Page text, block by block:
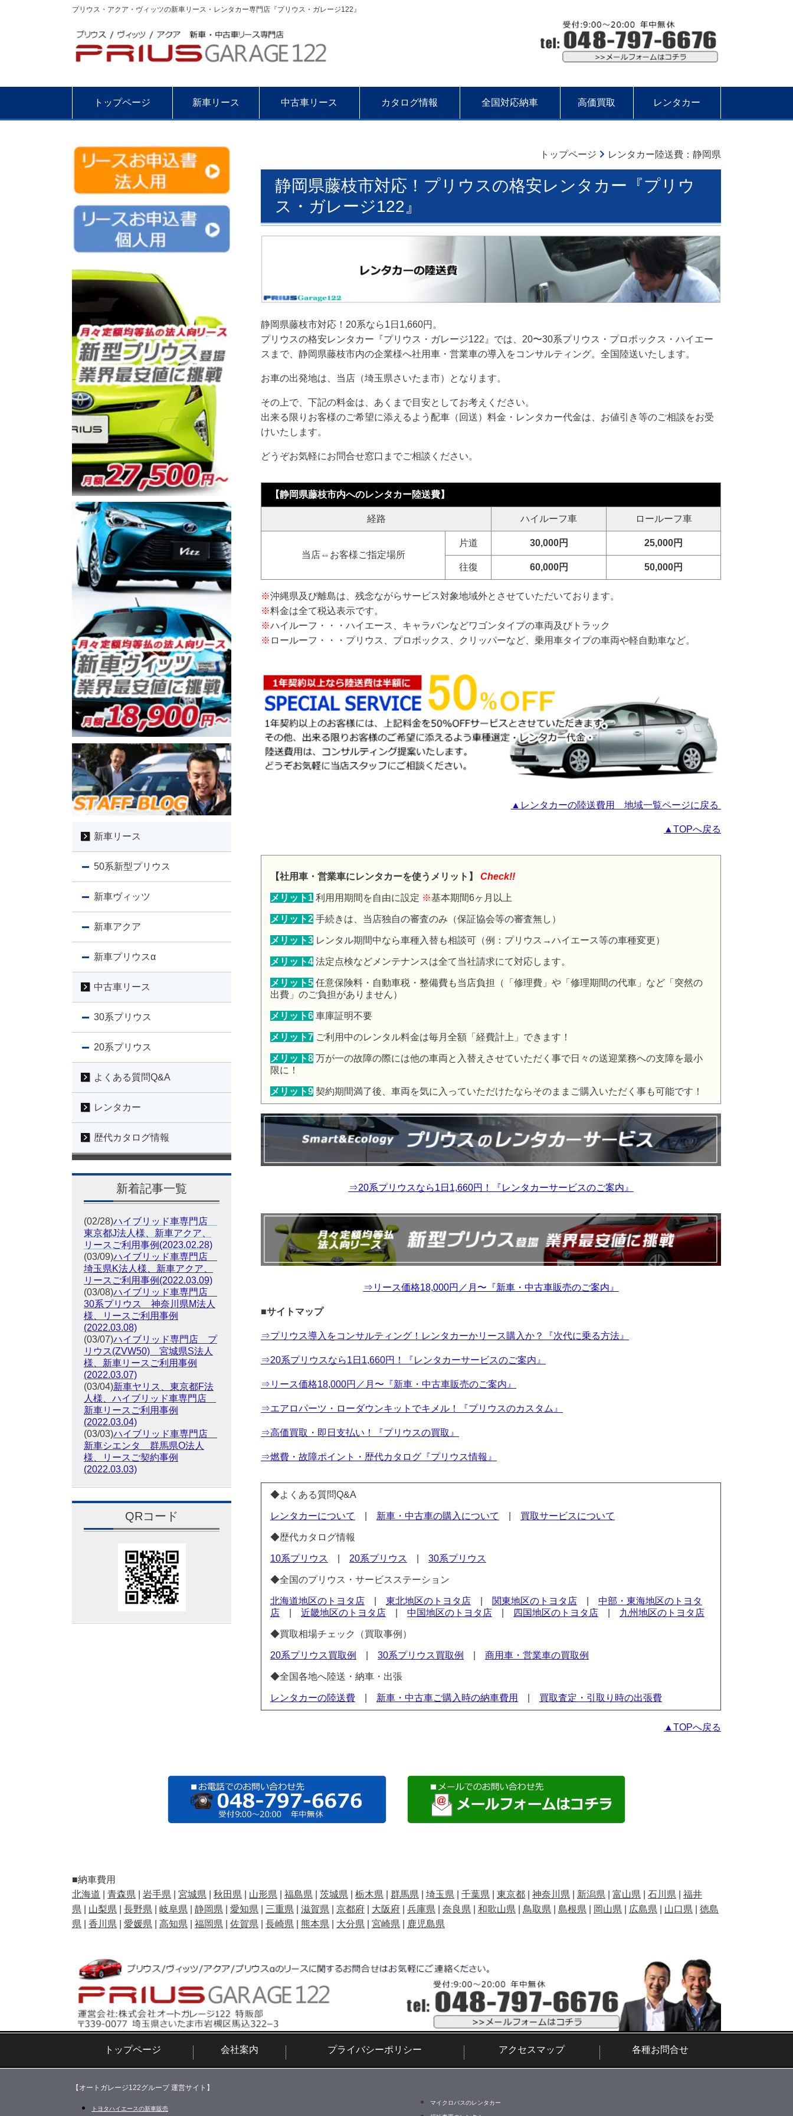
プリウス・アクア・ヴィッツの新車リース・レンタカー専門店『プリウス・ガレージ122』
トップページ 新車リース 中古車リース カタログ情報 全国対応納車 高価買取 レンタカー
トップページ レンタカー陸送費：静岡県
静岡県藤枝市対応！プリウスの格安レンタカー『プリウ
ス・ガレージ122』
静岡県藤枝市対応！20系なら1日1,660円。
プリウスの格安レンタカー『プリウス・ガレージ122』では、20〜30系プリウス・プロボックス・ハイエー
スまで、静岡県藤枝市内の企業様へ社用車・営業車の導入をコンサルティング。全国陸送いたします。
お車の出発地は、当店（埼玉県さいたま市）となります。
その上で、下記の料金は、あくまで目安としてお考えください。
出来る限りお客様のご希望に添えるよう配車（回送）料金・レンタカー代金は、お値引き等のご相談をお受
けいたします。
どうぞお気軽にお問合せ窓口までご相談ください。
【静岡県藤枝市内へのレンタカー陸送費】
経路 ハイルーフ車 ロールーフ車
当店⇔お客様ご指定場所
片道 30,000円 25,000円
往復 60,000円 50,000円
※沖縄県及び離島は、残念ながらサービス対象地域外とさせていただいております。
※料金は全て税込表示です。
※ハイルーフ・・・ハイエース、キャラバンなどワゴンタイプの車両及びトラック
※ ロールーフ・・・プリウス、プロボックス、クリッパーなど、乗用車タイプの車両や軽自動車など。
▲レンタカーの陸送費用 地域一覧ページに戻る
▲TOPへ戻る
【社用車・営業車にレンタカーを使うメリット】 Check!!
メリット1 利用用期間を自由に設定 ※基本期間6ヶ月以上
メリット2 手続きは、当店独自の審査のみ（保証協会等の審査無し）
メリット3 レンタル期間中なら車種入替も相談可（例：プリウス→ハイエース等の車種変更）
メリット4 法定点検などメンテナンスは全て当社請求にて対応します。
メリット5 任意保険料・自動車税・整備費も当店負担（「修理費」や「修理期間の代車」など「突然の
出費」のご負担がありません）
メリット6 車庫証明不要
メリット7 ご利用中のレンタル料金は毎月全額「経費計上」できます！
メリット8 万が一の故障の際には他の車両と入替えさせていただく事で日々の送迎業務への支障を最小
限に！
メリット9 契約期間満了後、車両を気に入っていただけたならそのままご購入いただく事も可能です！
⇒20系プリウスなら1日1,660円！『レンタカーサービスのご案内』
⇒リース価格18,000円／月〜『新車・中古車販売のご案内』
■サイトマップ
⇒プリウス導入をコンサルティング！レンタカーかリース購入か？『次代に乗る方法』
⇒20系プリウスなら1日1,660円！『レンタカーサービスのご案内』
⇒リース価格18,000円／月〜『新車・中古車販売のご案内』
⇒エアロパーツ・ローダウンキットでキメル！『プリウスのカスタム』
⇒高価買取・即日支払い！『プリウスの買取』
⇒燃費・故障ポイント・歴代カタログ『プリウス情報』
◆よくある質問Q&A
レンタカーについて 新車・中古車の購入について 買取サービスについて
◆歴代カタログ情報
10系プリウス 20系プリウス 30系プリウス
◆全国のプリウス・サービスステーション
北海道地区のトヨタ店 東北地区のトヨタ店 関東地区のトヨタ店
中部・東海地区のトヨタ
店
近畿地区のトヨタ店 中国地区のトヨタ店 四国地区のトヨタ店 九州地区のトヨタ店
◆買取相場チェック（買取事例）
20系プリウス買取例 30系プリウス買取例 商用車・営業車の買取例
◆全国各地へ陸送・納車・出張
レンタカーの陸送費 新車・中古車ご購入時の納車費用 買取査定・引取り時の出張費
▲TOPへ戻る
新車リース
50系新型プリウス
新車ヴィッツ
新車アクア
新車プリウスα
中古車リース
30系プリウス
20系プリウス
よくある質問Q&A
レンタカー
歴代カタログ情報
新着記事一覧
(02/28)ハイブリッド車専門店
東京都J法人様、新車アクア、
リースご利用事例(2023.02.28)
(03/09)ハイブリッド車専門店
埼玉県K法人様、新車アクア、
リースご利用事例(2022.03.09)
(03/08)ハイブリッド車専門店
30系プリウス 神奈川県M法人
様、リースご利用事例
(2022.03.08)
(03/07)ハイブリッド専門店 プ
リウス(ZVW50) 宮城県S法人
様、新車リースご利用事例
(2022.03.07)
(03/04)新車ヤリス、東京都F法
人様、ハイブリッド車専門店
新車リースご利用事例
(2022.03.04)
(03/03)ハイブリッド車専門店
新車シエンタ 群馬県O法人
様、リースご契約事例
(2022.03.03)
QRコード
■納車費用
北海道
青森県 岩手県 宮城県 秋田県 山形県 福島県 茨城県 栃木県 群馬県 埼玉県 千葉県 東京都 神奈川県 新潟県 富山県 石川県
福井
県
山梨県 長野県 岐阜県 静岡県 愛知県 三重県 滋賀県 京都府 大阪府 兵庫県 奈良県 和歌山県 鳥取県 島根県 岡山県 広島県 山口県
徳島
県
香川県 愛媛県 高知県 福岡県 佐賀県 長崎県 熊本県 大分県 宮崎県 鹿児島県
トップページ 会社案内 プライバシーポリシー アクセスマップ 各種お問合せ
【オートガレージ122グループ 運営サイト】
トヨタハイエースの新車販売
マイクロバスのレンタカー